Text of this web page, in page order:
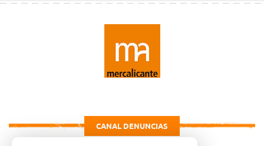
CANAL DENUNCIAS